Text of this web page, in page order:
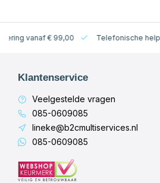
vanaf € 99,00 Telefonische
Klantenservice
Veelgestelde vragen
085-0609085
lineke@b2cmultiservices.nl
085-0609085